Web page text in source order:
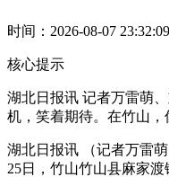
时间：2026-08-07 23:32:09
核心提示
湖北日报讯 记者万雷萌
机，笑着期待。在竹山，
湖北日报讯 （记者万雷
25日，竹山竹山县麻家